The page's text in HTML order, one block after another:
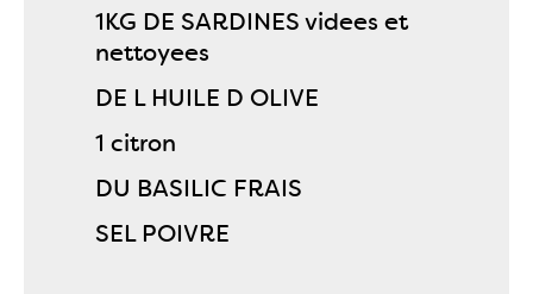
1KG DE SARDINES videes et
nettoyees
DE L HUILE D OLIVE
1 citron
DU BASILIC FRAIS
SEL POIVRE